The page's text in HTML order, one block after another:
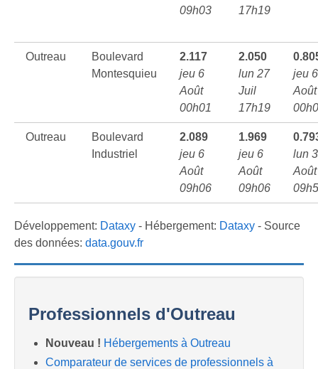
09h03
17h19
Outreau
Boulevard
Montesquieu
2.117
jeu 6
Août
00h01
2.050
lun 27
Juil
17h19
jeu 6
Août
Outreau
Boulevard
Industriel
2.089
jeu 6
Août
09h06
1.969
jeu 6
Août
09h06
lun 3
Août
Développement: Dataxy - Hébergement: Dataxy - Source
des données: data.gouv.fr
Professionnels d'Outreau
Nouveau ! Hébergements à Outreau
Comparateur de services de professionnels à